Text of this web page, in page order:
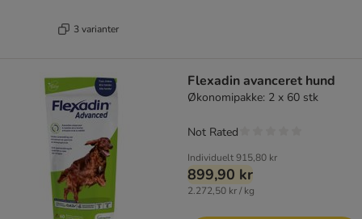
3 varianter
Flexadin avanceret hund
Økonomipakke: 2 x 60 stk
Individuelt915,80 kr
899,90 kr
2.272,50 kr / kg
Not Rated